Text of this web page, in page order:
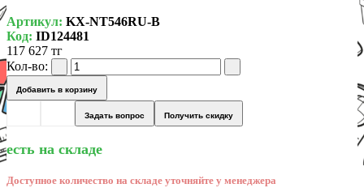
Артикул: KX-NT546RU-B
Код: ID124481
117 627 тг
Кол-во:
Добавить в корзину
Задать вопрос Получить скидку
есть на складе
Доступное количество на складе уточняйте у менеджера